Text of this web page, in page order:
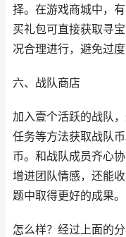
择。在游戏商城中，
买礼包可直接获取寻
况合理进行，避免过度
六、战队商店
加入壹个活跃的战队
任务等方法获取战队
币。和战队成员齐心
增进团队情感，还能
题中取得更好的成果。
怎么样？经过上面的